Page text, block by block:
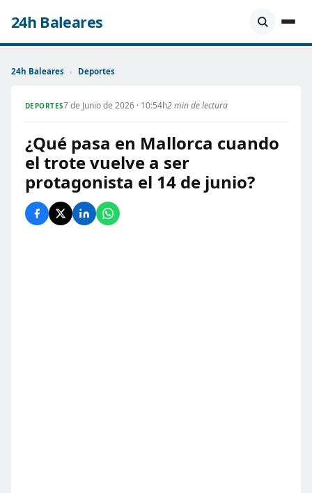
24h Baleares
24h Baleares › Deportes
DEPORTES7 de Junio de 2026 · 10:54h2 min de lectura
¿Qué pasa en Mallorca cuando
el trote vuelve a ser
protagonista el 14 de junio?